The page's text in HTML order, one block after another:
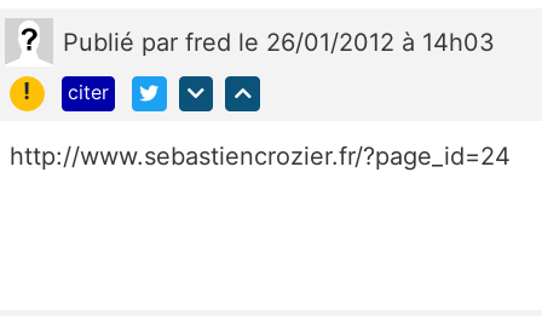
Publié par fred le 26/01/2012 à 14h03
!
citer
http://www.sebastiencrozier.fr/?page_id=24